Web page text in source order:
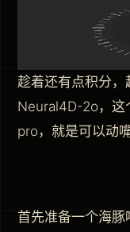
趁着还有点积分，
Neural4D-2o，这
pro，就是可以动
首先准备一个海